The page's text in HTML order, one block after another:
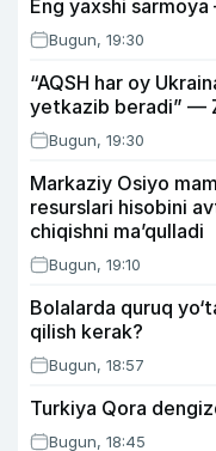
Eng yaxshi
Bugun, 19:30
“AQSH har oy
yetkazib beradi” —
Bugun, 19:30
Markaziy Osiyo
resurslari hisobini
chiqishni ma’qulladi
Bugun, 19:10
Bolalarda quruq
qilish kerak?
Bugun, 18:57
Turkiya Qora
Bugun, 18:45